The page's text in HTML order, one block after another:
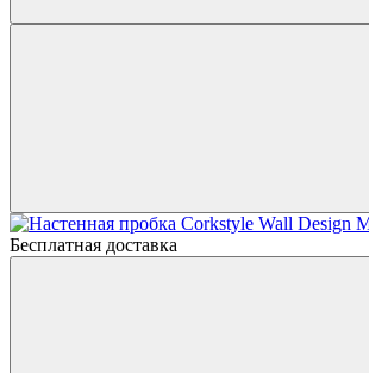
Бесплатная доставка